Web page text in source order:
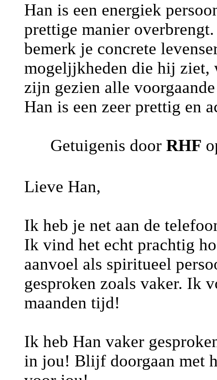
Han is een energiek
prettige manier
bemerk je concrete
mogeljjkheden die hij ziet,
zijn gezien alle
Han is een zeer prettig en
Getuigenis door RHF
Lieve Han,
Ik heb je net aan de
Ik vind het echt prachtig
aanvoel als spiritueel
gesproken zoals vaker. Ik
maanden tijd!
Ik heb Han vaker
in jou! Blijf doorgaan met